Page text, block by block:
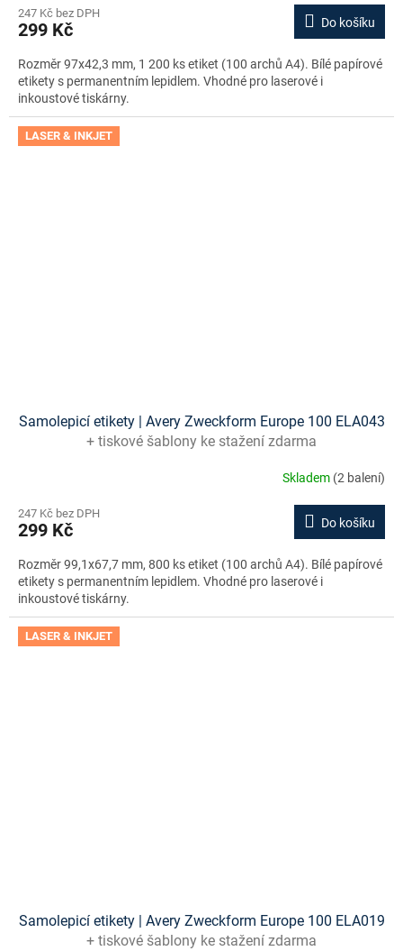
247 Kč bez DPH
299 Kč Do košíku
Rozměr 97x42,3 mm, 1 200 ks etiket (100 archů A4). Bílé papírové
etikety s permanentním lepidlem. Vhodné pro laserové i
inkoustové tiskárny.
LASER & INKJET
Samolepicí etikety | Avery Zweckform Europe 100 ELA043
+ tiskové šablony ke stažení zdarma
Skladem (2 balení)
247 Kč bez DPH
299 Kč Do košíku
Rozměr 99,1x67,7 mm, 800 ks etiket (100 archů A4). Bílé papírové
etikety s permanentním lepidlem. Vhodné pro laserové i
inkoustové tiskárny.
LASER & INKJET
Samolepicí etikety | Avery Zweckform Europe 100 ELA019
+ tiskové šablony ke stažení zdarma